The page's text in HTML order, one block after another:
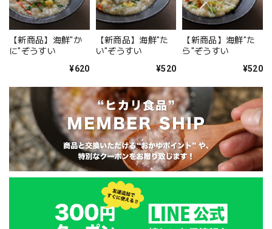
【新商品】海鮮"か
に"ぞうすい
¥620
【新商品】海鮮"た
い"ぞうすい
¥520
【新商品】海鮮"た
ら"ぞうすい
¥520